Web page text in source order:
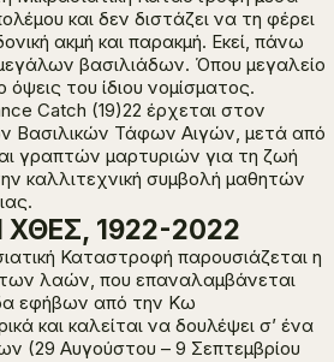
και δεν διστάζει να τη φέρει
ακμή και παρακμή. Εκεί, πάνω
βασιλιάδων. Όπου μεγαλείο
όψεις του ίδιου νομίσματος.
Catch (19)22 έρχεται στον
Βασιλικών Τάφων Αιγών, μετά από
γραπτών μαρτυριών για τη ζωή
καλλιτεχνική συμβολή μαθητών
ΧΘΕΣ, 1922-2022
Καταστροφή παρουσιάζεται η
των λαών, που επαναλαμβάνεται
εφήβων από την Κω
και καλείται να δουλέψει σ’ ένα
(29 Αυγούστου – 9 Σεπτεμβρίου